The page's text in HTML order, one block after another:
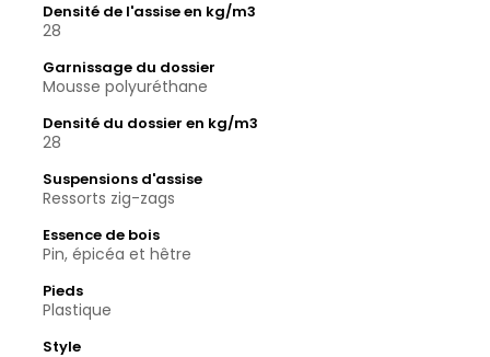
Densité de l'assise en kg/m3
28
Garnissage du dossier
Mousse polyuréthane
Densité du dossier en kg/m3
28
Suspensions d'assise
Ressorts zig-zags
Essence de bois
Pin, épicéa et hêtre
Pieds
Plastique
Style